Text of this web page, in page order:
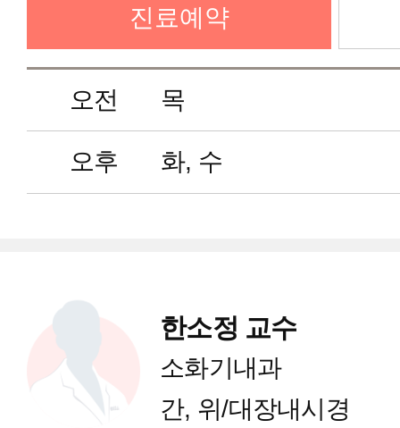
정신건강의학과
진단검사의학과
진료예약
오전 목
오후 화, 수
한소정 교수
소화기내과
간, 위/대장내시경